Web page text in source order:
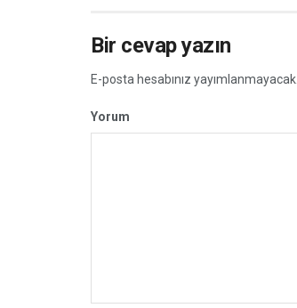
Bir cevap yazın
E-posta hesabınız yayımlanmayacak.
Yorum